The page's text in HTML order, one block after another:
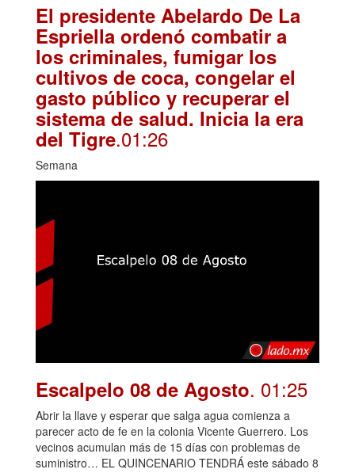
El presidente Abelardo De La
Espriella ordenó combatir a
los criminales, fumigar los
cultivos de coca, congelar el
gasto público y recuperar el
sistema de salud. Inicia la era
del Tigre.01:26
Semana
Escalpelo 08 de Agosto. 01:25
Abrir la llave y esperar que salga agua comienza a
parecer acto de fe en la colonia Vicente Guerrero. Los
vecinos acumulan más de 15 días con problemas de
suministro… EL QUINCENARIO TENDRÁ este sábado 8